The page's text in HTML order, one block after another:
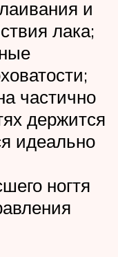
и
лака;
частично
держится
идеально
ногтя